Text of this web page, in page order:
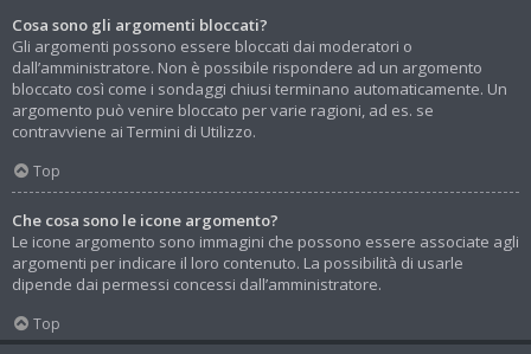
Cosa sono gli argomenti bloccati?
Gli argomenti possono essere bloccati dai moderatori o
dall’amministratore. Non è possibile rispondere ad un argomento
bloccato così come i sondaggi chiusi terminano automaticamente. Un
argomento può venire bloccato per varie ragioni, ad es. se
contravviene ai Termini di Utilizzo.
Top
Che cosa sono le icone argomento?
Le icone argomento sono immagini che possono essere associate agli
argomenti per indicare il loro contenuto. La possibilità di usarle
dipende dai permessi concessi dall’amministratore.
Top